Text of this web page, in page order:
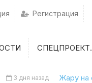
Регистрация
3 дня назад Жару на